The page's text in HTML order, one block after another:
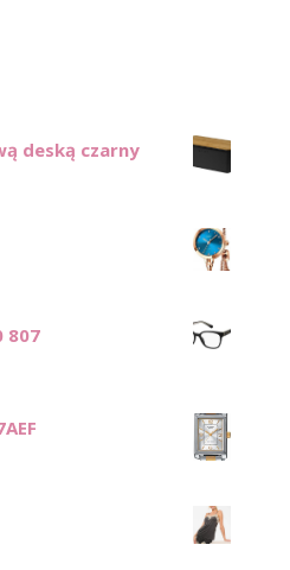
deską czarny
807